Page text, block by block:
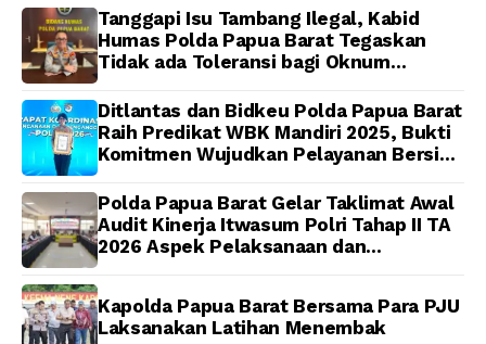
Dijadwalkan Kamis
Tanggapi Isu Tambang Ilegal, Kabid
Humas Polda Papua Barat Tegaskan
Tidak ada Toleransi bagi Oknum
Ditlantas dan Bidkeu Polda Papua Barat
Raih Predikat WBK Mandiri 2025, Bukti
Komitmen Wujudkan Pelayanan Bersih
Polda Papua Barat Gelar Taklimat Awal
Audit Kinerja Itwasum Polri Tahap II TA
2026 Aspek Pelaksanaan dan
Kapolda Papua Barat Bersama Para PJU
Laksanakan Latihan Menembak